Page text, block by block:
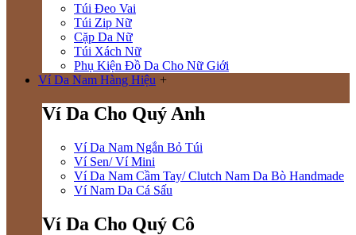
Túi Đeo Vai
Túi Zip Nữ
Cặp Da Nữ
Túi Xách Nữ
Phụ Kiện Đồ Da Cho Nữ Giới
Ví Da Nam Hàng Hiệu +
Ví Da Cho Quý Anh
Ví Da Nam Ngắn Bỏ Túi
Ví Sen/ Ví Mini
Ví Da Nam Cầm Tay/ Clutch Nam Da Bò Handmade
Ví Nam Da Cá Sấu
Ví Da Cho Quý Cô